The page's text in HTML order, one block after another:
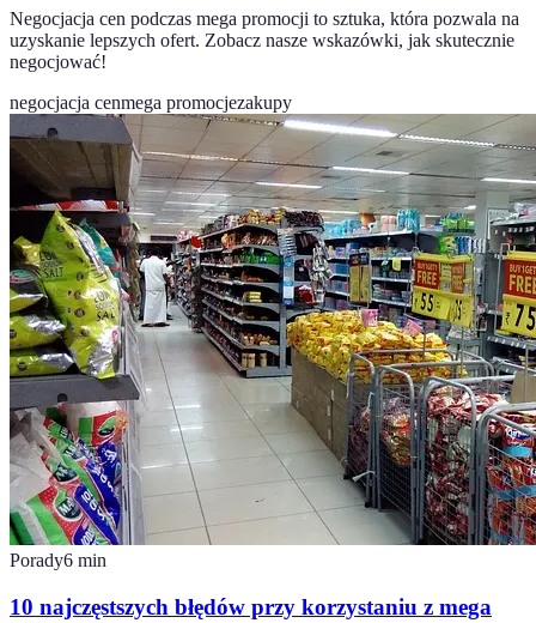
Negocjacja cen podczas mega promocji to sztuka, która pozwala na
uzyskanie lepszych ofert. Zobacz nasze wskazówki, jak skutecznie
negocjować!
negocjacja cenmega promocjezakupy
Porady6 min
10 najczęstszych błędów przy korzystaniu z mega